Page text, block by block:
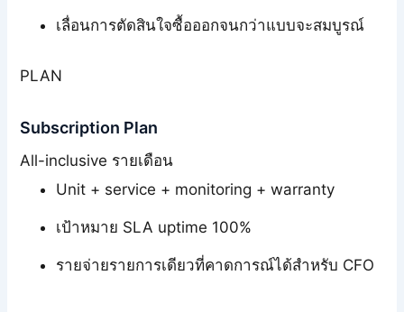
เลื่อนการตัดสินใจซื้อออกจนกว่าแบบจะสมบูรณ์
PLAN
Subscription Plan
All-inclusive รายเดือน
Unit + service + monitoring + warranty
เป้าหมาย SLA uptime 100%
รายจ่ายรายการเดียวที่คาดการณ์ได้สำหรับ CFO